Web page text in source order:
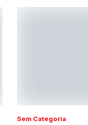
Sem Categoria